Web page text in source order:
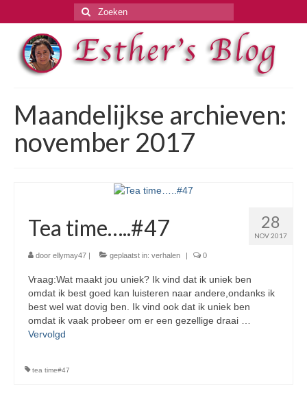
Zoeken
naar:
Maandelijkse archieven:
november 2017
28
NOV 2017
Tea time…..#47
door ellymay47 geplaatst in: verhalen 0
Vraag:Wat maakt jou uniek? Ik vind dat ik uniek ben
omdat ik best goed kan luisteren naar andere,ondanks ik
best wel wat dovig ben. Ik vind ook dat ik uniek ben
omdat ik vaak probeer om er een gezellige draai …
Vervolgd
tea time#47